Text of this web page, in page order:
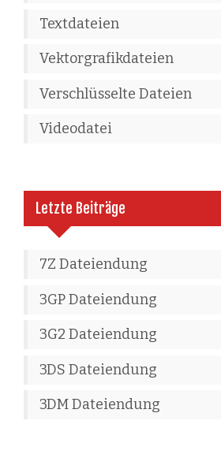
Textdateien
Vektorgrafikdateien
Verschlüsselte Dateien
Videodatei
Letzte Beiträge
7Z Dateiendung
3GP Dateiendung
3G2 Dateiendung
3DS Dateiendung
3DM Dateiendung